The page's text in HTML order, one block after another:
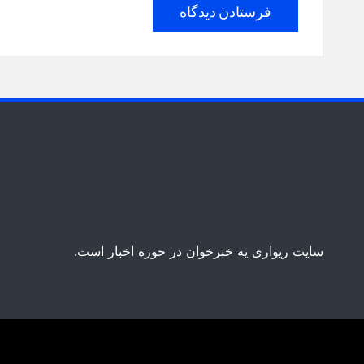
سایت ریواری یه خبرخوان در حوزه اخبار است.